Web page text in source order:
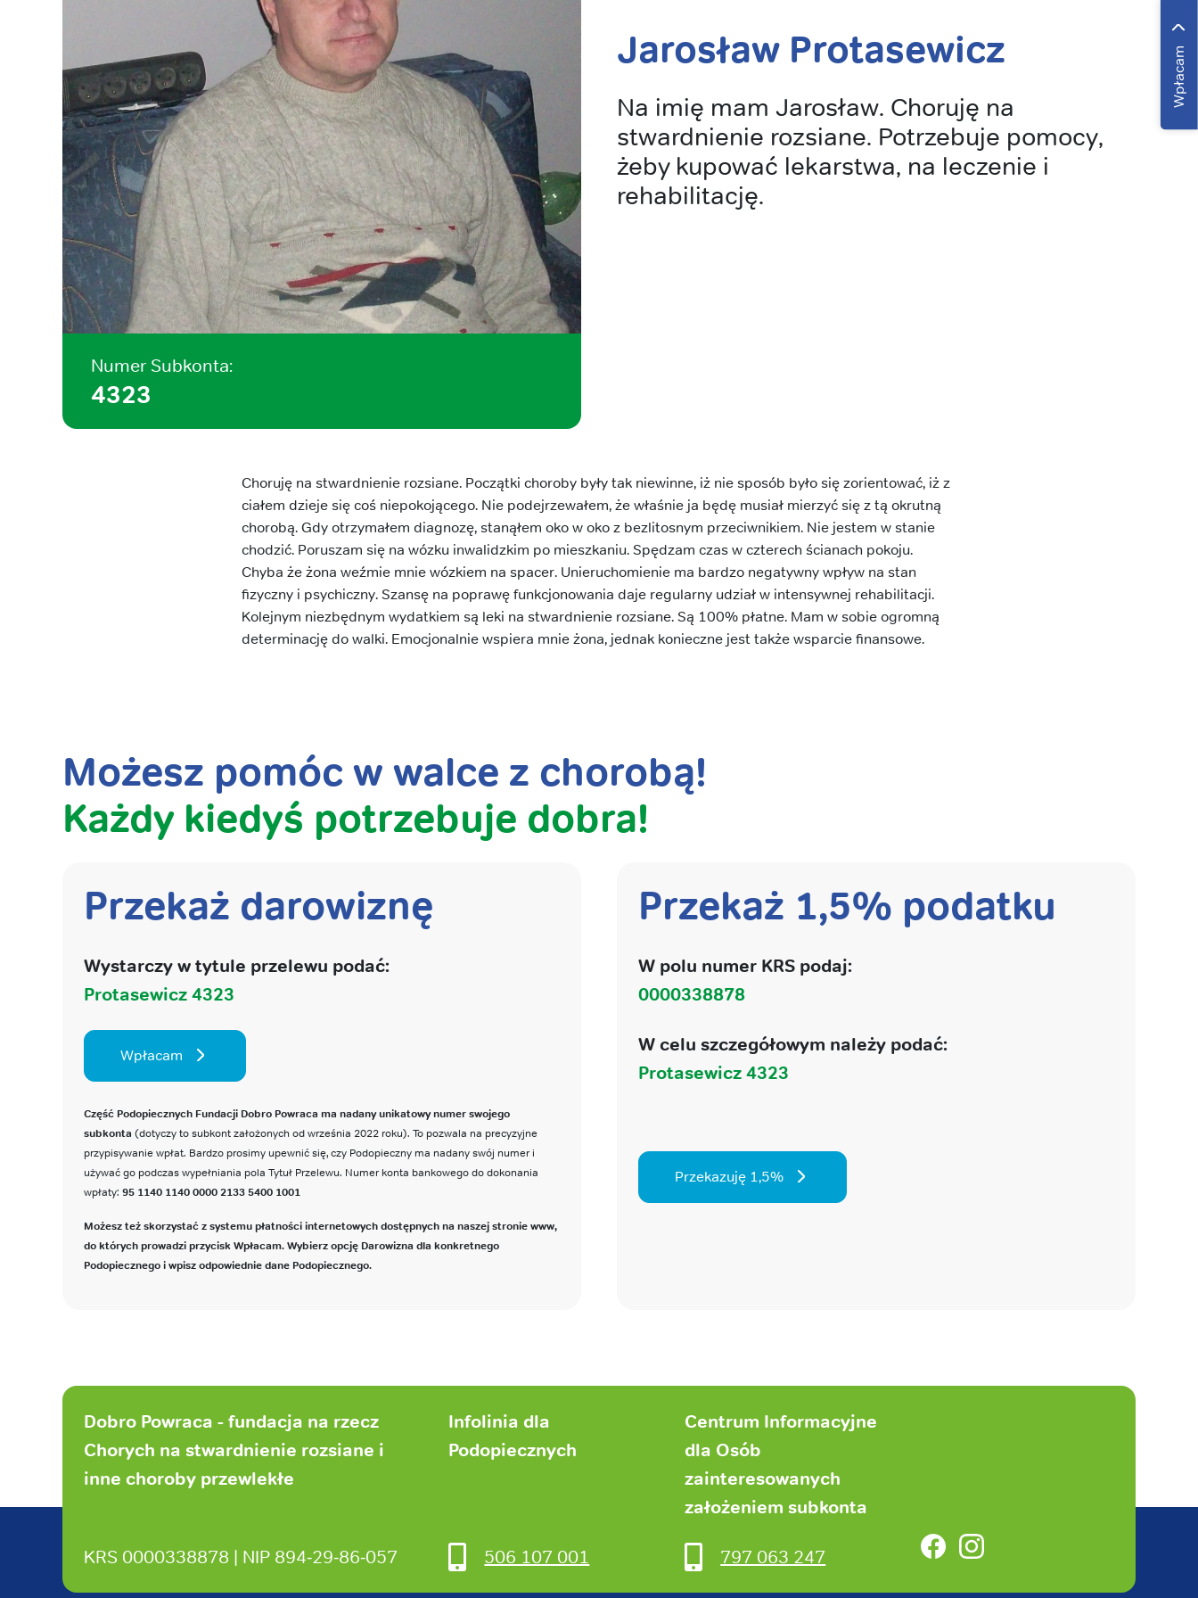
Wpłacam
Numer Subkonta:
4323
Jarosław Protasewicz
Na imię mam Jarosław. Choruję na
stwardnienie rozsiane. Potrzebuje pomocy,
żeby kupować lekarstwa, na leczenie i
rehabilitację.
Choruję na stwardnienie rozsiane. Początki choroby były tak niewinne, iż nie sposób było się zorientować, iż z
ciałem dzieje się coś niepokojącego. Nie podejrzewałem, że właśnie ja będę musiał mierzyć się z tą okrutną
chorobą. Gdy otrzymałem diagnozę, stanąłem oko w oko z bezlitosnym przeciwnikiem. Nie jestem w stanie
chodzić. Poruszam się na wózku inwalidzkim po mieszkaniu. Spędzam czas w czterech ścianach pokoju.
Chyba że żona weźmie mnie wózkiem na spacer. Unieruchomienie ma bardzo negatywny wpływ na stan
fizyczny i psychiczny. Szansę na poprawę funkcjonowania daje regularny udział w intensywnej rehabilitacji.
Kolejnym niezbędnym wydatkiem są leki na stwardnienie rozsiane. Są 100% płatne. Mam w sobie ogromną
determinację do walki. Emocjonalnie wspiera mnie żona, jednak konieczne jest także wsparcie finansowe.
Możesz pomóc w walce z chorobą!
Każdy kiedyś potrzebuje dobra!
Przekaż darowiznę
Wystarczy w tytule przelewu podać:
Protasewicz 4323
Wpłacam
Część Podopiecznych Fundacji Dobro Powraca ma nadany unikatowy numer swojego
subkonta (dotyczy to subkont założonych od września 2022 roku). To pozwala na precyzyjne
przypisywanie wpłat. Bardzo prosimy upewnić się, czy Podopieczny ma nadany swój numer i
używać go podczas wypełniania pola Tytuł Przelewu. Numer konta bankowego do dokonania
wpłaty: 95 1140 1140 0000 2133 5400 1001
Możesz też skorzystać z systemu płatności internetowych dostępnych na naszej stronie www,
do których prowadzi przycisk Wpłacam. Wybierz opcję Darowizna dla konkretnego
Podopiecznego i wpisz odpowiednie dane Podopiecznego.
Przekaż 1,5% podatku
W polu numer KRS podaj:
0000338878
W celu szczegółowym należy podać:
Protasewicz 4323
Przekazuję 1,5%
Dobro Powraca - fundacja na rzecz
Chorych na stwardnienie rozsiane i
inne choroby przewlekłe
KRS 0000338878 | NIP 894‑29‑86‑057
Infolinia dla
Podopiecznych
506 107 001
Centrum Informacyjne
dla Osób
zainteresowanych
założeniem subkonta
797 063 247
FacebookInstagram